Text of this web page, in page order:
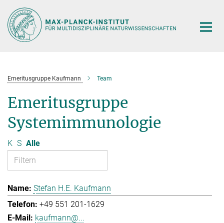
Hauptinhalt
Emeritusgruppe Kaufmann Team
Emeritusgruppe
Systemimmunologie
K S Alle
Stefan H.E. Kaufmann
+49 551 201-1629
kaufmann@...